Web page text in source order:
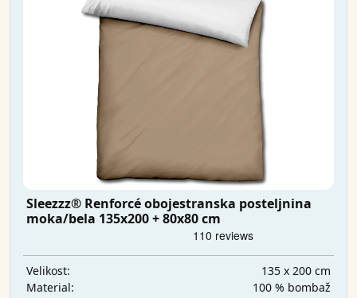
Sleezzz® Renforcé obojestranska posteljnina
moka/bela 135x200 + 80x80 cm
Velikost:
135 x 200 cm
Material:
100 % bombaž